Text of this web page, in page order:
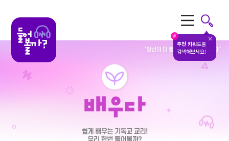
#
추천 키워드를
검색해보세요!